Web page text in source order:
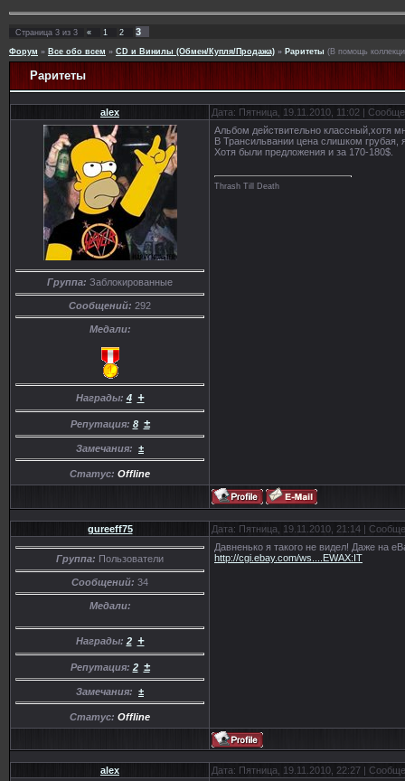
Страница 3 из 3 « 1 2 3
Форум » Все обо всем » CD и Винилы (Обмен/Купля/Продажа) » Раритеты (В помощь
Раритеты
alex Дата: Пятница, 19.11.2010, 11:02 |
Группа: Заблокированные
Сообщений: 292
Медали:
Награды: 4 +
Репутация: 8 ±
Замечания: ±
Статус: Offline
Альбом действительно классный,хотя
В Трансильвании цена слишком грубая,
Хотя были предложения и за 170-180$.
Thrash Till Death
gureeff75 Дата: Пятница, 19.11.2010, 21:14 |
Группа: Пользователи
Сообщений: 34
Медали:
Награды: 2 +
Репутация: 2 ±
Замечания: ±
Статус: Offline
Давненько я такого не видел! Даже на
http://cgi.ebay.com/ws....EWAX:IT
alex Дата: Пятница, 19.11.2010, 22:27 |